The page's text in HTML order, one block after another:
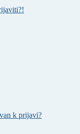
k prijavi?